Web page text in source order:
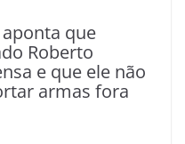
que
Roberto
e que ele não
armas fora